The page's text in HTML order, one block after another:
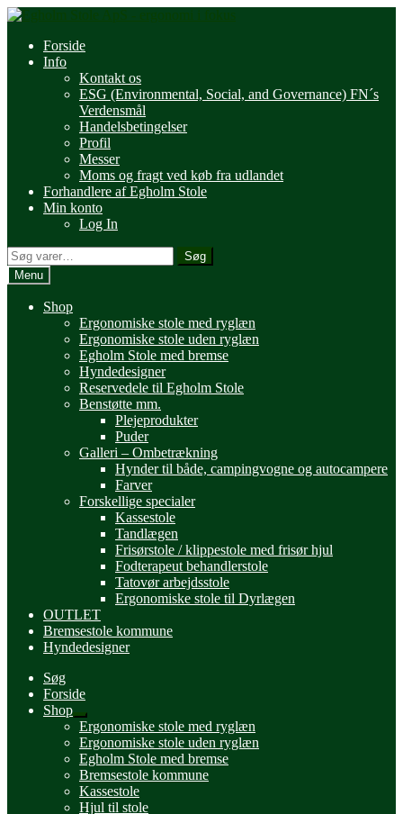
Spring
navigation
Spring
indholdForside
Info
Kontakt os
ESG (Environmental, Social, and Governance) FN´s
Verdensmål
Handelsbetingelser
Profil
Messer
Moms og fragt ved køb fra udlandet
Forhandlere af Egholm Stole
Min konto
Log In
Søg
efter:
Søg
Menu
Shop
Ergonomiske stole med ryglæn
Ergonomiske stole uden ryglæn
Egholm Stole med bremse
Hyndedesigner
Reservedele til Egholm Stole
Benstøtte mm.
Plejeprodukter
Puder
Galleri – Ombetrækning
Hynder til både, campingvogne og autocampere
Farver
Forskellige specialer
Kassestole
Tandlægen
Frisørstole / klippestole med frisør hjul
Fodterapeut behandlerstole
Tatovør arbejdsstole
Ergonomiske stole til Dyrlægen
OUTLET
Bremsestole kommune
Hyndedesigner
Søg
Forside
Shop
Udfold
undermenu
Ergonomiske stole med ryglæn
Ergonomiske stole uden ryglæn
Egholm Stole med bremse
Bremsestole kommune
Kassestole
Hjul til stole